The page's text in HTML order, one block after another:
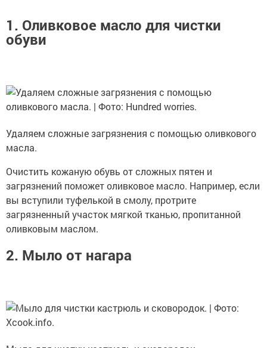
1. Оливковое масло для чистки
обуви
Удаляем сложные загрязнения с помощью оливкового
масла.
Очистить кожаную обувь от сложных пятен и
загрязнений поможет оливковое масло. Например, если
вы вступили туфелькой в смолу, протрите
загрязненный участок мягкой тканью, пропитанной
оливковым маслом.
2. Мыло от нагара